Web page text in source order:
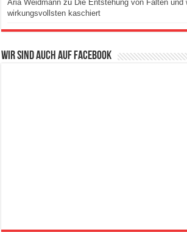
Aria Weidmann zu Die Entstehung von Falten und
wirkungsvollsten kaschiert
Wir sind auch auf Facebook